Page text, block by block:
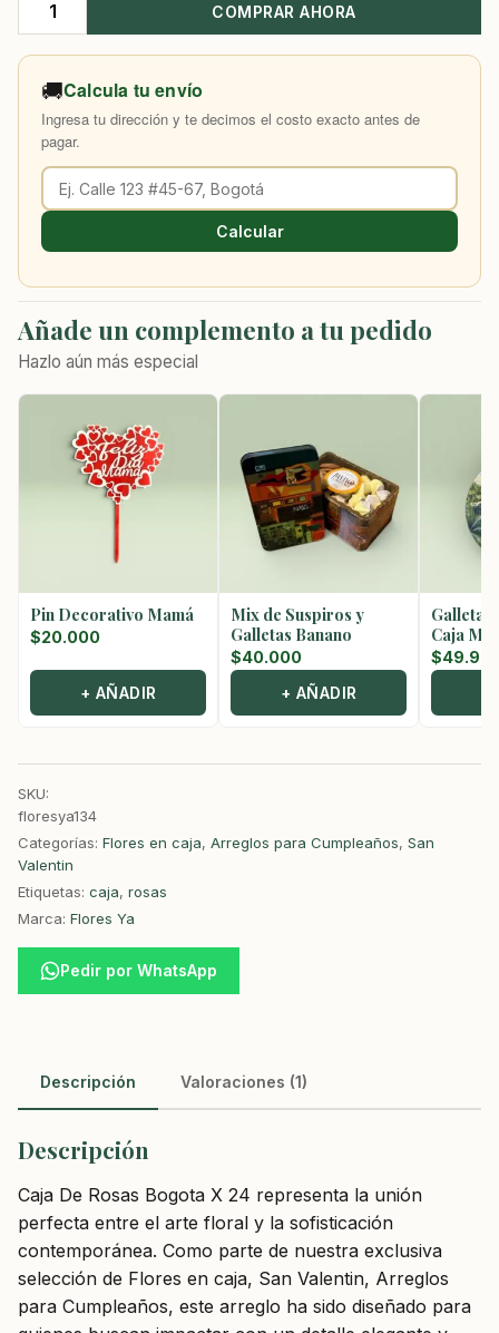
De
Rosas
Bogota
cantidad
COMPRAR AHORA
🚚Calcula tu envío
Ingresa tu dirección y te decimos el costo exacto antes de
pagar.
Calcular
Añade un complemento a tu pedido
Hazlo aún más especial
Pin Decorativo Mamá
$20.000
+ AÑADIR
Mix de Suspiros y
Galletas Banano
$40.000
+ AÑADIR
Galletas
Caja
$
SKU:
floresya134
Categorías: Flores en caja, Arreglos para Cumpleaños, San
Valentin
Etiquetas: caja, rosas
Marca: Flores Ya
Pedir por WhatsApp
Descripción Valoraciones (1)
Descripción
Caja De Rosas Bogota X 24 representa la unión
perfecta entre el arte floral y la sofisticación
contemporánea. Como parte de nuestra exclusiva
selección de Flores en caja, San Valentin, Arreglos
para Cumpleaños, este arreglo ha sido diseñado para